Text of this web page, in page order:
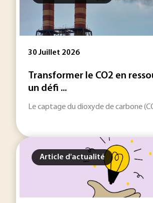
30 Juillet 2026
Transformer le CO2 en
un défi ...
Le captage du dioxyde de carbone
Article d'actualité